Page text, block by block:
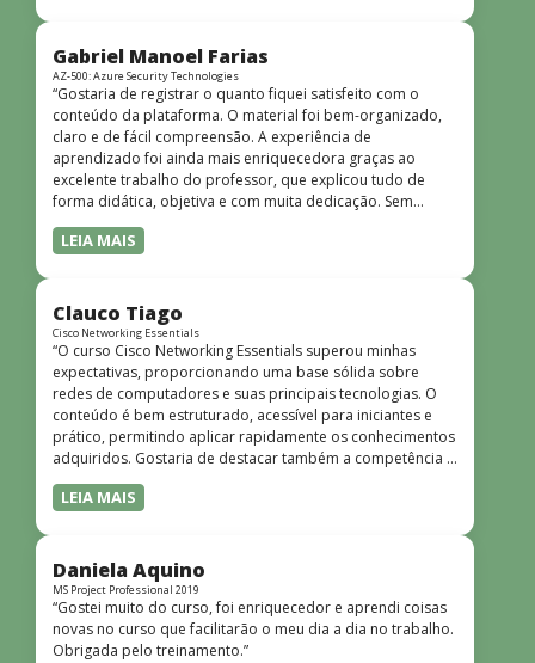
quem não tem uma bagagem técnica muito avançada.”
Gabriel Manoel Farias
AZ-500: Azure Security Technologies
“Gostaria de registrar o quanto fiquei satisfeito com o
conteúdo da plataforma. O material foi bem-organizado,
claro e de fácil compreensão. A experiência de
aprendizado foi ainda mais enriquecedora graças ao
excelente trabalho do professor, que explicou tudo de
forma didática, objetiva e com muita dedicação. Sem
dúvida, foi uma jornada de muito aprendizado!”
LEIA MAIS
Clauco Tiago
Cisco Networking Essentials
“O curso Cisco Networking Essentials superou minhas
expectativas, proporcionando uma base sólida sobre
redes de computadores e suas principais tecnologias. O
conteúdo é bem estruturado, acessível para iniciantes e
prático, permitindo aplicar rapidamente os conhecimentos
adquiridos. Gostaria de destacar também a competência e
o conhecimento técnico do instrutor Peterson, que
demonstrou total domínio do assunto e soube explicar
dinâmicas e envolventes. Recomendo o curso para todos
que desejam iniciar ou aprofundar seus conhecimentos em
redes!”
LEIA MAIS
Daniela Aquino
MS Project Professional 2019
“Gostei muito do curso, foi enriquecedor e aprendi coisas
novas no curso que facilitarão o meu dia a dia no trabalho.
Obrigada pelo treinamento.”